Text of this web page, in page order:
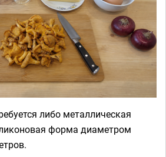
либо металлическая
форма диаметром